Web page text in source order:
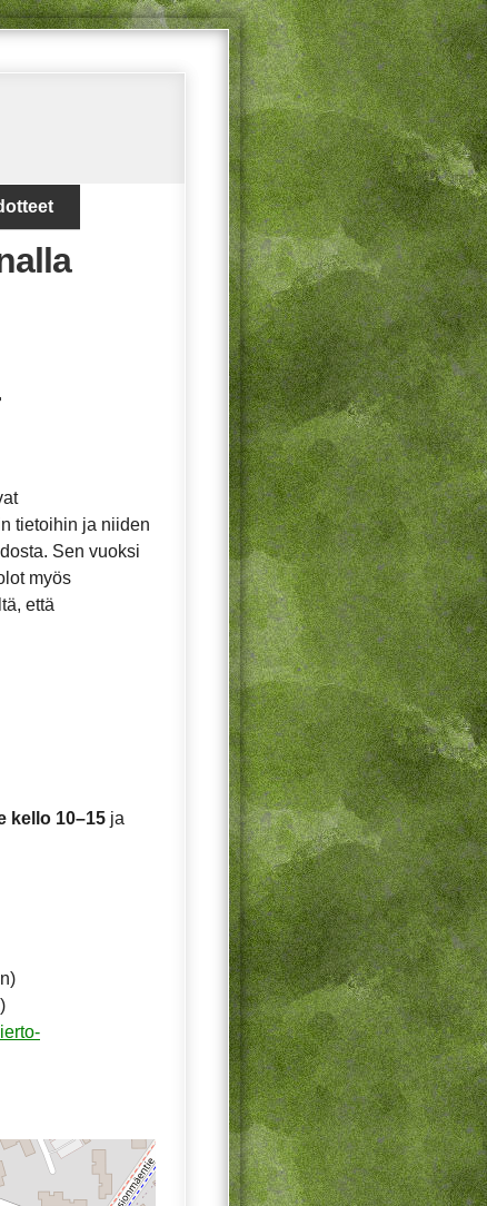
tietoihin ja niiden
Sen vuoksi
myös
että
kello 10–15 ja